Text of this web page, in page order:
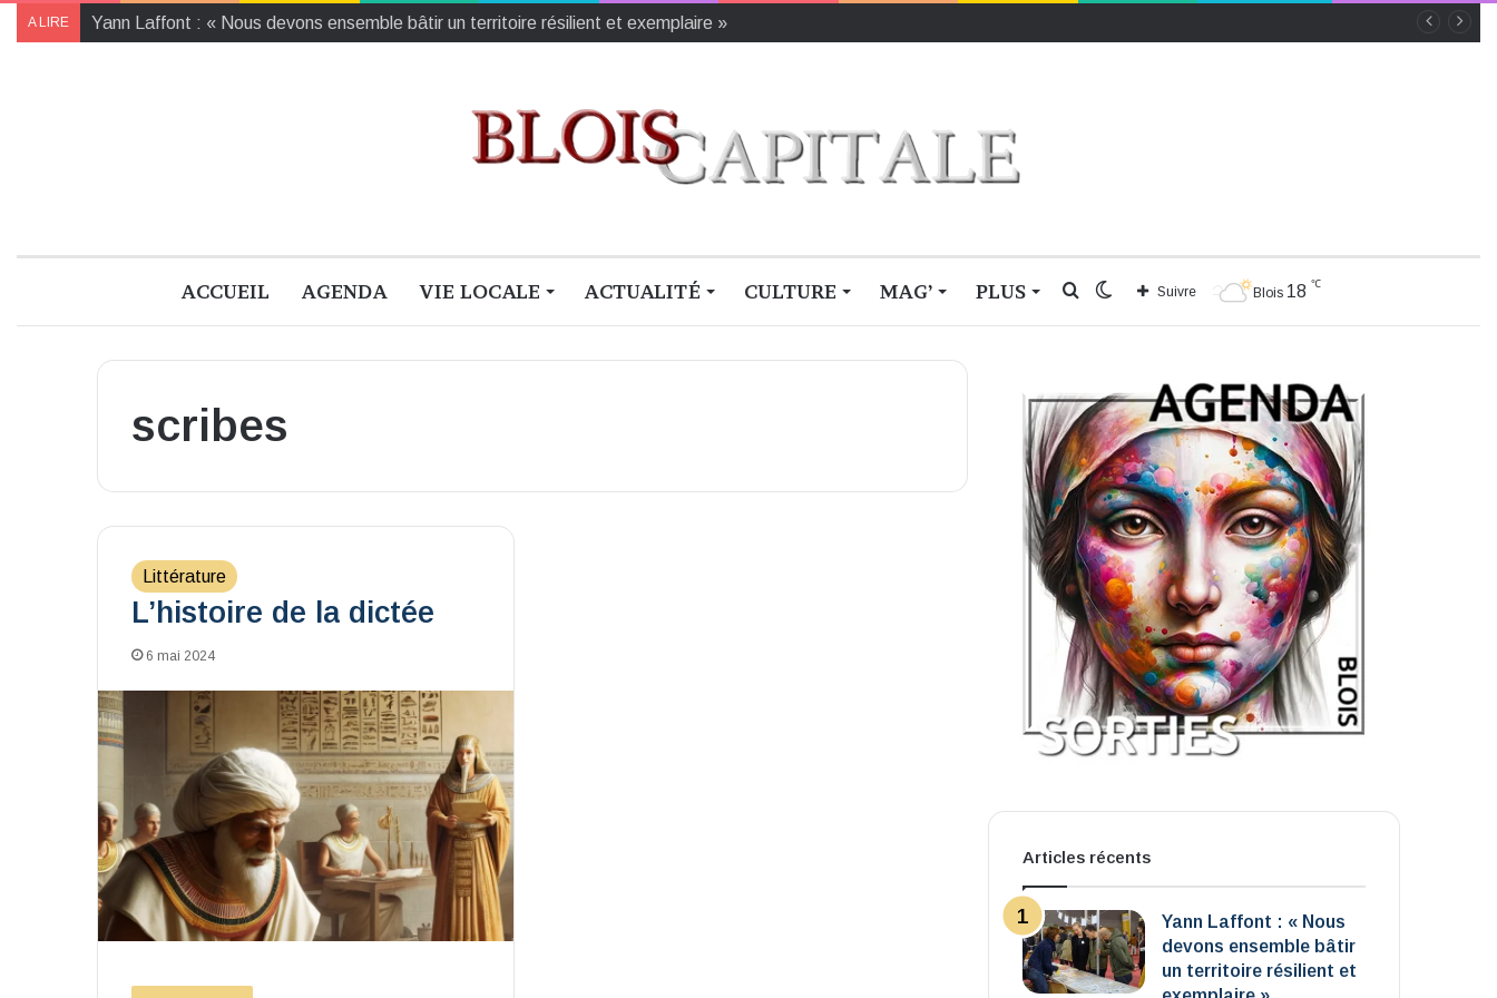
A LIRE Yann Laffont : « Nous devons ensemble bâtir un territoire résilient et exemplaire »
ACCUEIL AGENDA VIE LOCALE ACTUALITÉ CULTURE MAG’ PLUS Blois 18 ℃
Suivre
Switch
Rechercher
scribes
Littérature
L’histoire de la dictée
6 mai 2024
Articles récents
Yann Laffont : « Nous
devons ensemble bâtir
un territoire résilient et